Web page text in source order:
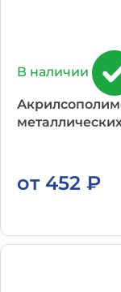
В наличии
от 452 ₽